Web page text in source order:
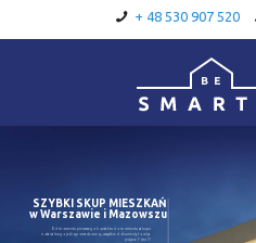
+ 48 530 907 520
SZYBKI SKUP MIESZKAŃ
w Warszawie i Mazowszu
Od momentu pierwszego kontaktu do momentu zakupu
notarialnego jeśli zgromadzone są wszystkie dokumenty to mija
jedynie 7 dni !!!